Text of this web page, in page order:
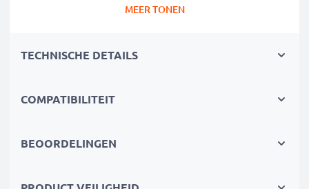
✔100% compatibel met de
capaciteit van 800mAh
modernste lithiumtechnologie zonder memory effect
MEER TONEN
TECHNISCHE DETAILS
COMPATIBILITEIT
BEOORDELINGEN